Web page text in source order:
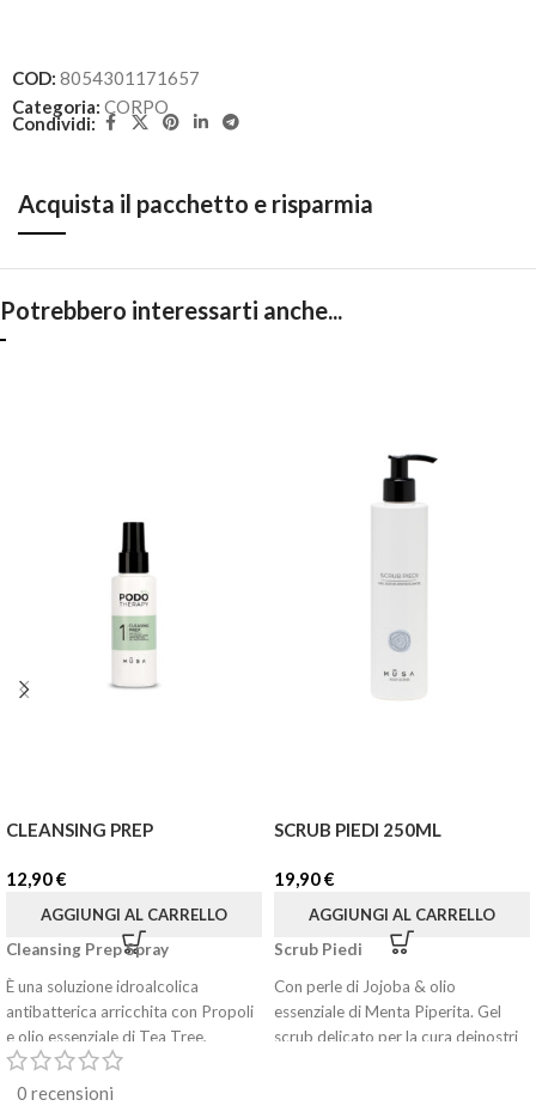
COD: 8054301171657
Categoria: CORPO
Condividi:
Acquista il pacchetto e risparmia
Potrebbero interessarti anche...
CLEANSING PREP
12,90€
AGGIUNGI AL CARRELLO
Cleansing Prep Spray
È una soluzione idroalcolica
antibatterica arricchita con Propoli
e olio essenziale di Tea Tree,
dalle proprietà antimicotiche e
antinfiammatorie, destinata alla
SCRUB PIEDI 250ML
19,90€
AGGIUNGI AL CARRELLO
Scrub Piedi
Con perle di Jojoba & olio
essenziale di Menta Piperita. Gel
scrub delicato per la cura deinostri
0 recensioni